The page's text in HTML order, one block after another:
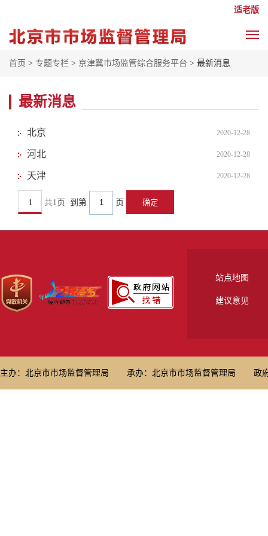
适老版
首页 > 专题专栏 > 京津冀市场监管综合服务平台 > 最新消息
最新消息
北京 2020-12-28
河北 2020-12-28
天津 2020-12-28
1 共1页 到第 页
站点地图
建议意见
主办：北京市市场监督管理局 承办：北京市市场监督管理局 政